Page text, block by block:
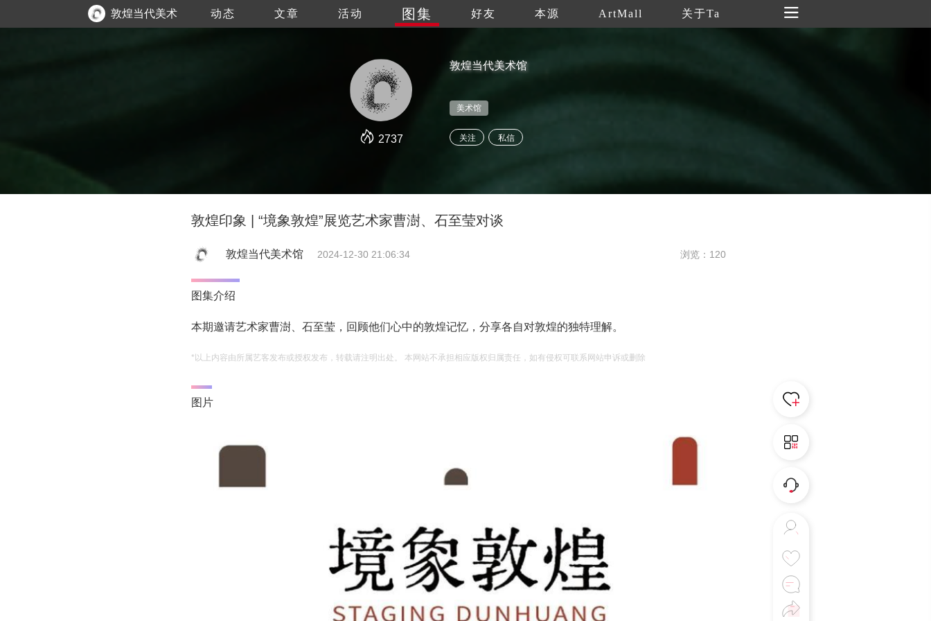
敦煌当代美术 动态 文章 活动 图集 好友 本源 ArtMall 关于Ta
2737
敦煌当代美术馆
美术馆
关注 私信
敦煌印象 | “境象敦煌”展览艺术家曹澍、石至莹对谈
敦煌当代美术馆 2024-12-30 21:06:34 浏览：120
图集介绍
本期邀请艺术家曹澍、石至莹，回顾他们心中的敦煌记忆，分享各自对敦煌的独特理解。
*以上内容由所属艺客发布或授权发布，转载请注明出处。 本网站不承担相应版权归属责任，如有侵权可联系网站申诉或删除
图片